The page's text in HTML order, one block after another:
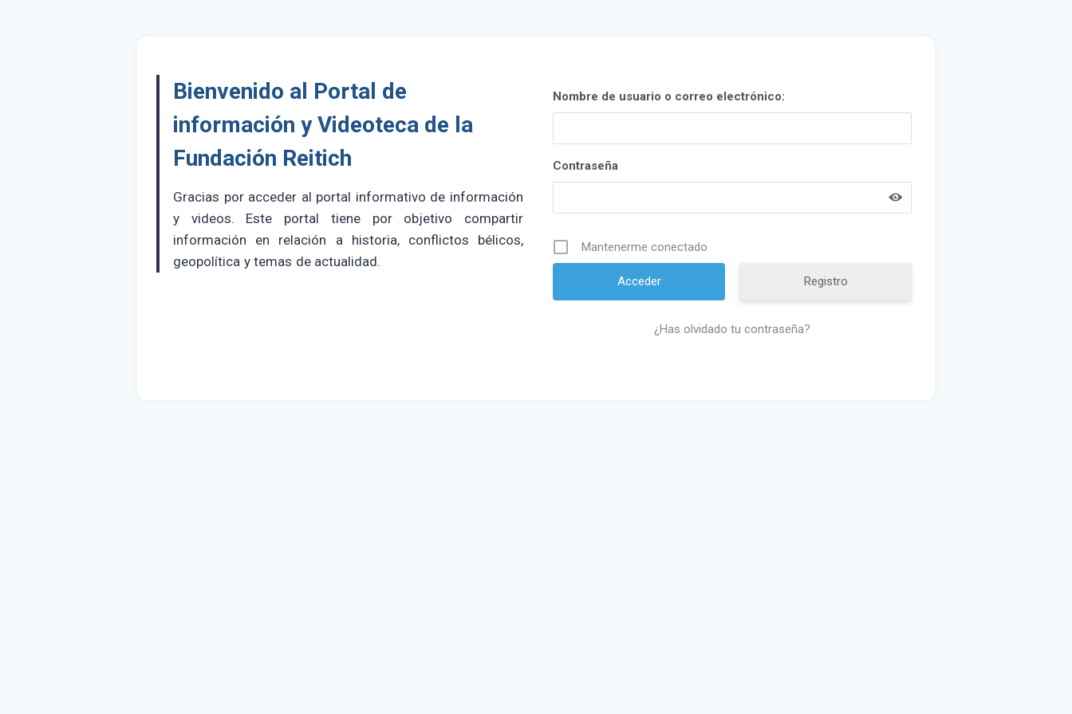
Bienvenido al Portal de
información y Videoteca de la
Fundación Reitich
Gracias por acceder al portal informativo de información
y videos. Este portal tiene por objetivo compartir
información en relación a historia, conflictos bélicos,
geopolítica y temas de actualidad.
Nombre de usuario o correo electrónico:
Contraseña
Mantenerme conectado
Registro
¿Has olvidado tu contraseña?